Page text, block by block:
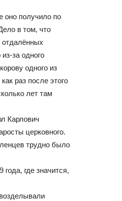
оно получило по
в том, что
отдалённых
за одного
одного из
раз после этого
лет там
Карлович
церковного.
трудно было
где значится,